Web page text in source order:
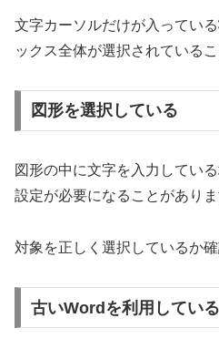
文字カーソルだけが入ってい
ックス全体が選択されている
図形を選択している
図形の中に文字を入力してい
設定が必要になることがありま
対象を正しく選択しているか確
古いWordを利用している